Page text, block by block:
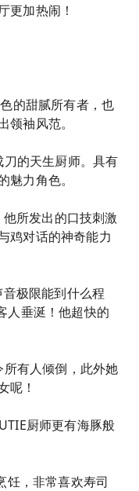
更加热闹！
的甜腻所有者，也
袖风范。
刀的天生厨师。具有
力角色。
所发出的口技刺激
鸡对话的神奇能力
极限能到什么程
人垂涎！他超快的
所有人倾倒，此外她
呢！
厨师更有海豚般
饪，非常喜欢寿司